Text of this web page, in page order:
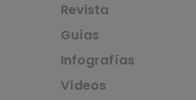
Revista
Guías
Infografías
Vídeos